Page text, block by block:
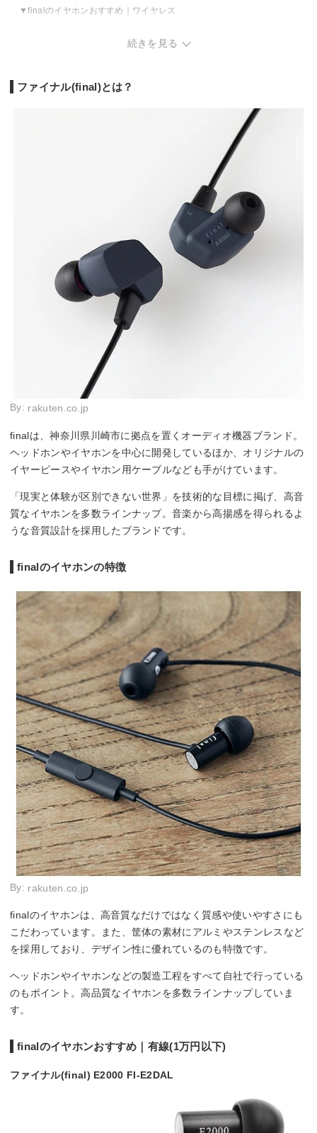
finalのイヤホンおすすめ｜ワイヤレス
続きを見る
ファイナル(final)とは？
By: rakuten.co.jp
finalは、神奈川県川崎市に拠点を置くオーディオ機器ブランド。
ヘッドホンやイヤホンを中心に開発しているほか、オリジナルの
イヤーピースやイヤホン用ケーブルなども手がけています。
「現実と体験が区別できない世界」を技術的な目標に掲げ、高音
質なイヤホンを多数ラインナップ。音楽から高揚感を得られるよ
うな音質設計を採用したブランドです。
finalのイヤホンの特徴
By: rakuten.co.jp
finalのイヤホンは、高音質なだけではなく質感や使いやすさにも
こだわっています。また、筐体の素材にアルミやステンレスなど
を採用しており、デザイン性に優れているのも特徴です。
ヘッドホンやイヤホンなどの製造工程をすべて自社で行っている
のもポイント。高品質なイヤホンを多数ラインナップしていま
す。
finalのイヤホンおすすめ｜有線(1万円以下)
ファイナル(final) E2000 FI-E2DAL